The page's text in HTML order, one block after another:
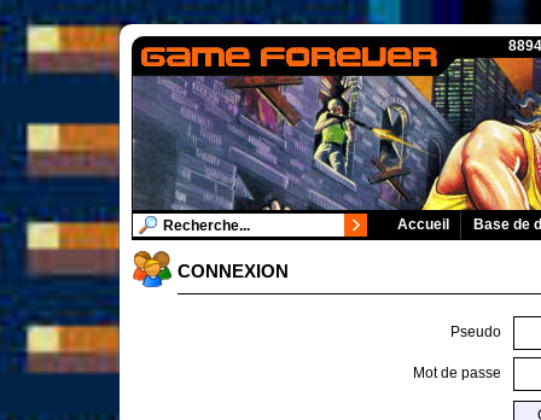
Accueil Base de
CONNEXION
Pseudo
Mot de passe